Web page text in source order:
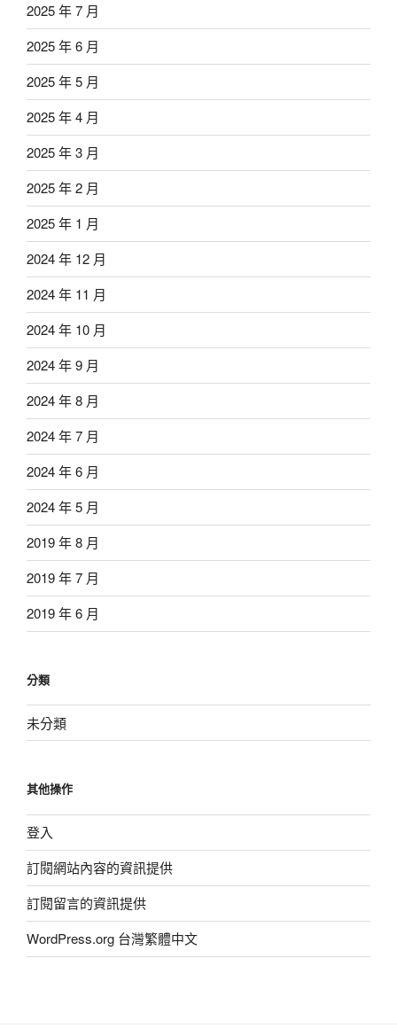
2025 年 7 月
2025 年 6 月
2025 年 5 月
2025 年 4 月
2025 年 3 月
2025 年 2 月
2025 年 1 月
2024 年 12 月
2024 年 11 月
2024 年 10 月
2024 年 9 月
2024 年 8 月
2024 年 7 月
2024 年 6 月
2024 年 5 月
2019 年 8 月
2019 年 7 月
2019 年 6 月
分類
未分類
其他操作
登入
訂閱網站內容的資訊提供
訂閱留言的資訊提供
WordPress.org 台灣繁體中文